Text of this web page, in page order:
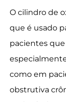
O cilindro de
que é usado
pacientes
como em
obstrutiva